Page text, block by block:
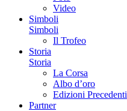
Video
Simboli
Simboli
Il Trofeo
Storia
Storia
La Corsa
Albo d’oro
Edizioni Precedenti
Partner